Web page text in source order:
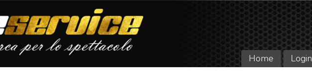
Home Login